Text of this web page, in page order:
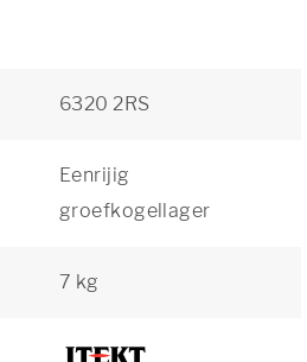
6320 2RS
Eenrijig
groefkogellager
7 kg